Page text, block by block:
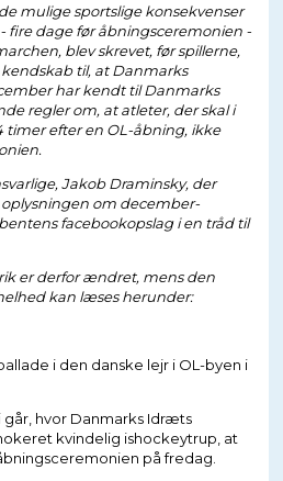
mulige sportslige konsekvenser
fire dage før åbningsceremonien -
blev skrevet, før spillerne,
til, at Danmarks
har kendt til Danmarks
regler om, at atleter, der skal i
timer efter en OL-åbning, ikke
Jakob Draminsky, der
om december-
facebookopslag i en tråd til
er derfor ændret, mens den
kan læses herunder:
i den danske lejr i OL-byen i
hvor Danmarks Idræts
kvindelig ishockeytrup, at
på fredag.